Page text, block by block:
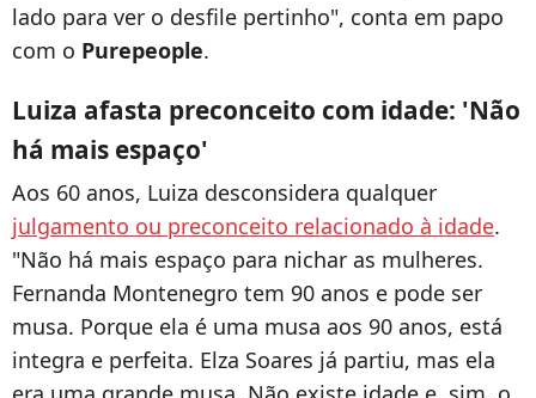
lado para ver o desfile pertinho", conta em papo
com o Purepeople.
Luiza afasta preconceito com idade: 'Não
há mais espaço'
Aos 60 anos, Luiza desconsidera qualquer
julgamento ou preconceito relacionado à idade.
"Não há mais espaço para nichar as mulheres.
Fernanda Montenegro tem 90 anos e pode ser
musa. Porque ela é uma musa aos 90 anos, está
integra e perfeita. Elza Soares já partiu, mas ela